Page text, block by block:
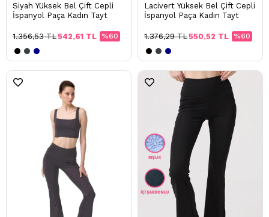
Siyah Yüksek Bel Çift Cepli
İspanyol Paça Kadın Tayt
%60
542,61 TL
1.356,53 TL
Lacivert Yüksek Bel Çift Cepli
İspanyol Paça Kadın Tayt
%60
550,52 TL
1.376,29 TL